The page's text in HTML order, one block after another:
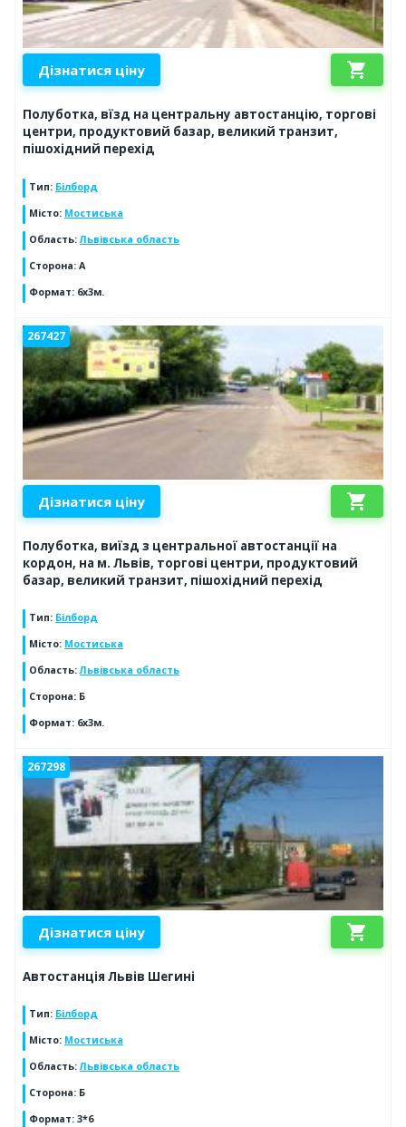
Дізнатися ціну shopping_cart
Полуботка, вїзд на центральну автостанцію, торгові
центри, продуктовий базар, великий транзит,
пішохідний перехід
Тип: Білборд
Місто: Мостиська
Область:Львівська область
Сторона: А
Формат: 6x3м.
267427
Дізнатися ціну shopping_cart
Полуботка, виїзд з центральної автостанції на
кордон, на м. Львів, торгові центри, продуктовий
базар, великий транзит, пішохідний перехід
Тип: Білборд
Місто: Мостиська
Область:Львівська область
Сторона: Б
Формат: 6x3м.
267298
Дізнатися ціну shopping_cart
Автостанція Львів Шегині
Тип: Білборд
Місто: Мостиська
Область:Львівська область
Сторона: Б
Формат: 3*6